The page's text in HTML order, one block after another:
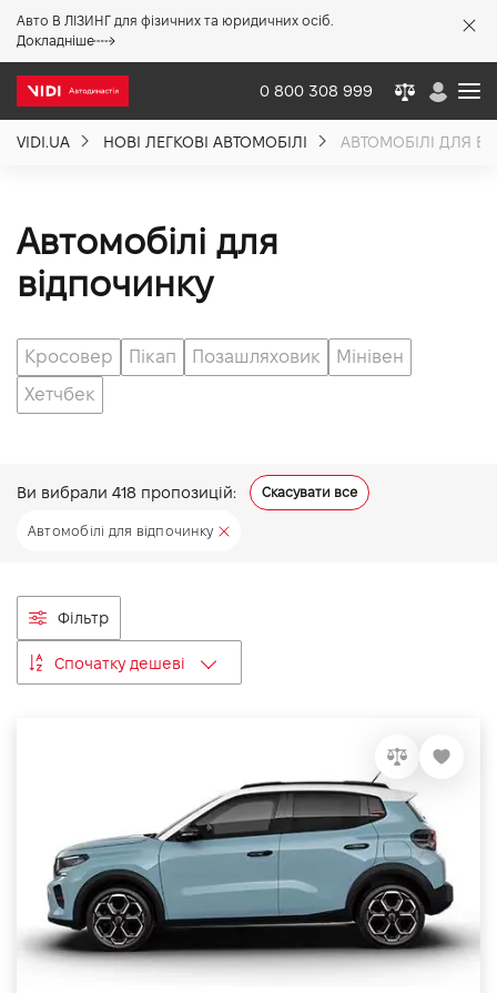
Авто В ЛІЗИНГ для фізичних та юридичних осіб.
Докладніше
0 800 308 999
VIDI.UA НОВІ ЛЕГКОВІ АВТОМОБІЛІ АВТОМОБІЛІ ДЛЯ
Автомобілі для
відпочинку
Кросовер Пікап Позашляховик
Мінівен
Хетчбек
Ви вибрали 418 пропозицій: Скасувати все
Автомобілі для відпочинку
Фільтр
Спочатку дешеві
Акції %
Новини
Політика якості
Підпишись на наш канал та слідкуй за
акціями, послугами та новинками